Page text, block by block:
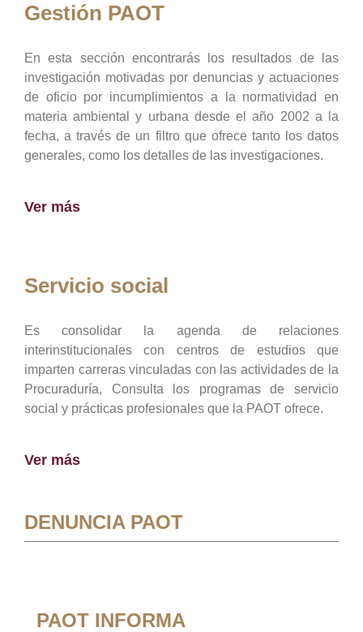
Gestión PAOT
En esta sección encontrarás los resultados de las
investigación motivadas por denuncias y actuaciones
de oficio por incumplimientos a la normatividad en
materia ambiental y urbana desde el año 2002 a la
fecha, a través de un filtro que ofrece tanto los datos
generales, como los detalles de las investigaciones.
Ver más
Servicio social
Es consolidar la agenda de relaciones
interinstitucionales con centros de estudios que
imparten carreras vinculadas con las actividades de la
Procuraduría, Consulta los programas de servicio
social y prácticas profesionales que la PAOT ofrece.
Ver más
DENUNCIA PAOT
PAOT INFORMA